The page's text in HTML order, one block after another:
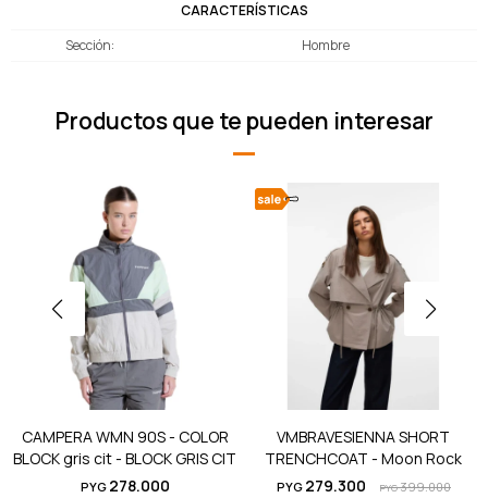
CARACTERÍSTICAS
Sección
Hombre
Productos que te pueden interesar
CAMPERA WMN 90S - COLOR
BLOCK gris cit - BLOCK GRIS CIT
PYG 278.000
VMBRAVESIENNA SHORT
TRENCHCOAT - Moon Rock
PYG 279.300 PYG399.000